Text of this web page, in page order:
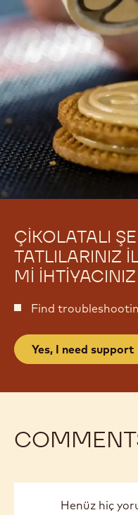
ÇIKOLATALI
TATLILARINIZ
MI
Find
Yes, I need support
Henüz hiç